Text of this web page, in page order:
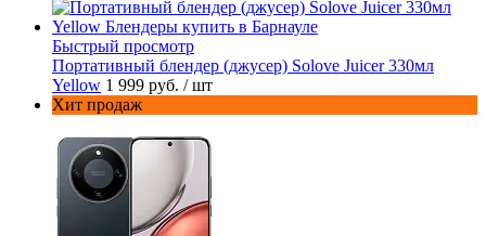
Быстрый просмотр
Портативный блендер (джусер) Solove Juicer 330мл
Yellow 1 999 руб. / шт
Хит продаж